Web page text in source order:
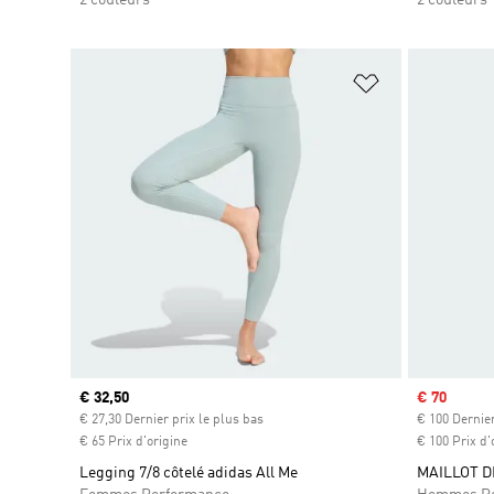
Prix actuel
€ 32,50
€ 27,30 Dernier prix le plus bas
€ 65 Prix d'origine
Legging 7/8 côtelé adidas All Me
Prix soldé
€ 70
€ 100
€ 100 Prix
MAILLOT